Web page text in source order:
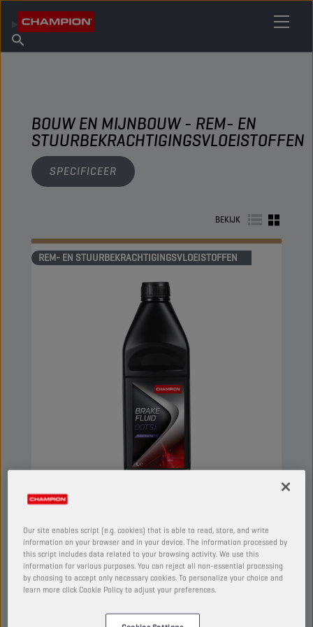
Over Champion
Vind een verkooppunt
BOUW EN MIJNBOUW - REM- EN
STUURBEKRACHTIGINGSVLOEISTOFFEN
SPECIFICEER
BEKIJK
REM- EN STUURBEKRACHTIGINGSVLOEISTOFFEN
DOT 5.1
PRODUCT: 5038
Synthetische remvloeistof bedoeld voor
kwaliteit vereisen. De samenstelling ervan biedt
Our site enables script (e.g. cookies) that is able to read, store, and write
information on your browser and in your device. The information processed by
this script includes data related to your browsing activity. We use this
information for various purposes. You can reject all non-essential processing
by choosing to accept only necessary cookies. To personalize your choice and
learn more click Cookie Policy to adjust your preferences.